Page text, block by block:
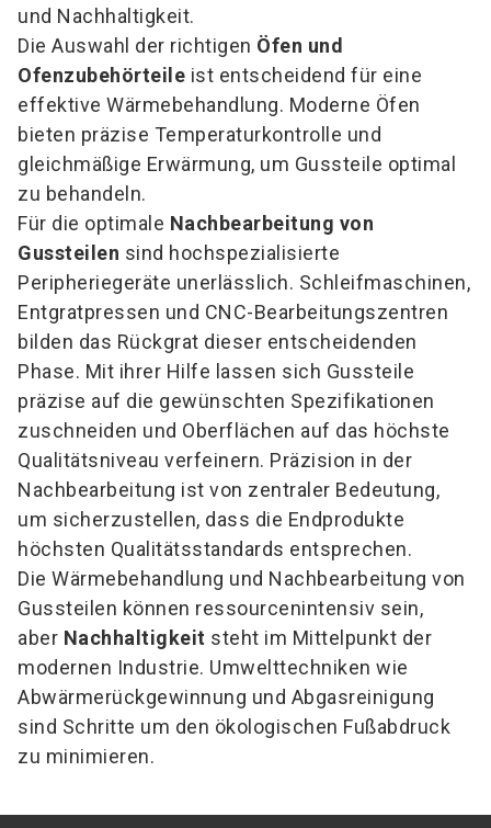
und Nachhaltigkeit.
Die Auswahl der richtigen Öfen und
Ofenzubehörteile ist entscheidend für eine
effektive Wärmebehandlung. Moderne Öfen
bieten präzise Temperaturkontrolle und
gleichmäßige Erwärmung, um Gussteile optimal
zu behandeln.
Für die optimale Nachbearbeitung von
Gussteilen sind hochspezialisierte
Peripheriegeräte unerlässlich. Schleifmaschinen,
Entgratpressen und CNC-Bearbeitungszentren
bilden das Rückgrat dieser entscheidenden
Phase. Mit ihrer Hilfe lassen sich Gussteile
präzise auf die gewünschten Spezifikationen
zuschneiden und Oberflächen auf das höchste
Qualitätsniveau verfeinern. Präzision in der
Nachbearbeitung ist von zentraler Bedeutung,
um sicherzustellen, dass die Endprodukte
höchsten Qualitätsstandards entsprechen.
Die Wärmebehandlung und Nachbearbeitung von
Gussteilen können ressourcenintensiv sein,
aber Nachhaltigkeit steht im Mittelpunkt der
modernen Industrie. Umwelttechniken wie
Abwärmerückgewinnung und Abgasreinigung
sind Schritte um den ökologischen Fußabdruck
zu minimieren.